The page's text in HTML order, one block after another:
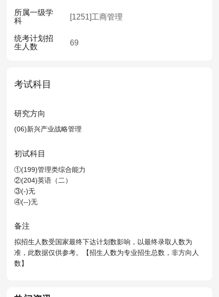
MPA公共管理
院校库 考试报名
考试真题
考试真题
院校库 考试报名
考试真题
报考经验
所属一级学
科
[1251]工商管理
统考计划招
生人数
69
考试科目
研究方向
(06)新兴产业战略管理
初试科目
①(199)管理类综合能力
②(204)英语（二）
③(-)无
④(--)无
备注
拟招生人数受国家最终下达计划数影响，以最终录取人数为
准，此数据仅供参考。【招生人数为专业招生总数，非方向人
数】